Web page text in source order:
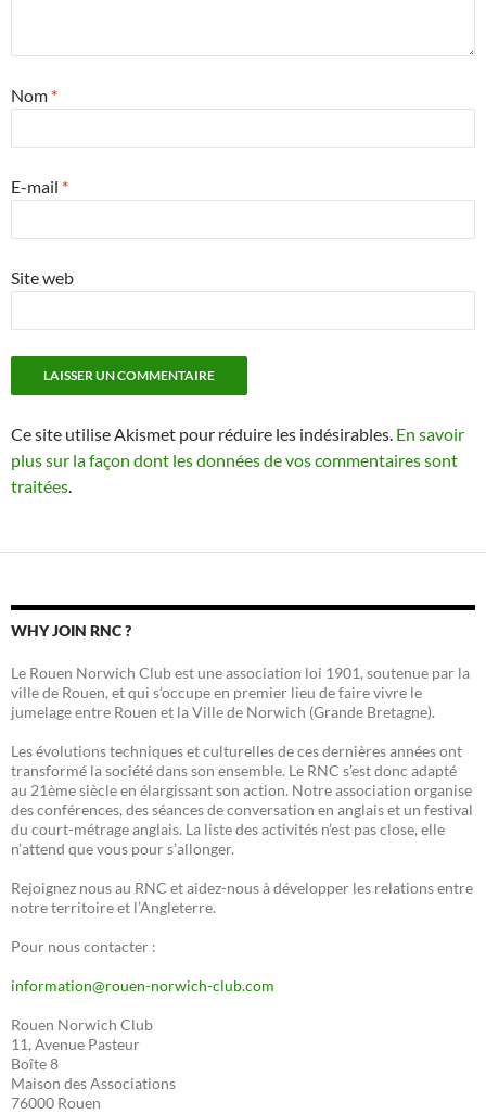
Nom *
E-mail *
Site web
Ce site utilise Akismet pour réduire les indésirables. En savoir
plus sur la façon dont les données de vos commentaires sont
traitées.
WHY JOIN RNC ?
Le Rouen Norwich Club est une association loi 1901, soutenue par la
ville de Rouen, et qui s’occupe en premier lieu de faire vivre le
jumelage entre Rouen et la Ville de Norwich (Grande Bretagne).
Les évolutions techniques et culturelles de ces dernières années ont
transformé la société dans son ensemble. Le RNC s’est donc adapté
au 21ème siècle en élargissant son action. Notre association organise
des conférences, des séances de conversation en anglais et un festival
du court-métrage anglais. La liste des activités n’est pas close, elle
n’attend que vous pour s’allonger.
Rejoignez nous au RNC et aidez-nous à développer les relations entre
notre territoire et l’Angleterre.
Pour nous contacter :
information@rouen-norwich-club.com
Rouen Norwich Club
11, Avenue Pasteur
Boîte 8
Maison des Associations
76000 Rouen